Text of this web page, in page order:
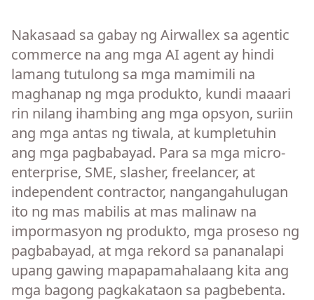
Nakasaad sa gabay ng Airwallex sa agentic
commerce na ang mga AI agent ay hindi
lamang tutulong sa mga mamimili na
maghanap ng mga produkto, kundi maaari
rin nilang ihambing ang mga opsyon, suriin
ang mga antas ng tiwala, at kumpletuhin
ang mga pagbabayad. Para sa mga micro-
enterprise, SME, slasher, freelancer, at
independent contractor, nangangahulugan
ito ng mas mabilis at mas malinaw na
impormasyon ng produkto, mga proseso ng
pagbabayad, at mga rekord sa pananalapi
upang gawing mapapamahalaang kita ang
mga bagong pagkakataon sa pagbebenta.